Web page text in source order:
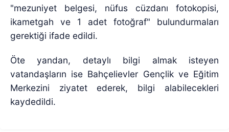
"mezuniyet belgesi, nüfus cüzdanı fotokopisi,
ikametgah ve 1 adet fotoğraf" bulundurmaları
gerektiği ifade edildi.
Öte yandan, detaylı bilgi almak isteyen
vatandaşların ise Bahçelievler Gençlik ve Eğitim
Merkezini ziyatet ederek, bilgi alabilecekleri
kaydedildi.